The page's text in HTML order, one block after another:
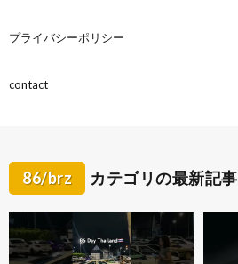
プライバシーポリシー
contact
86/brz カテゴリの最新記事